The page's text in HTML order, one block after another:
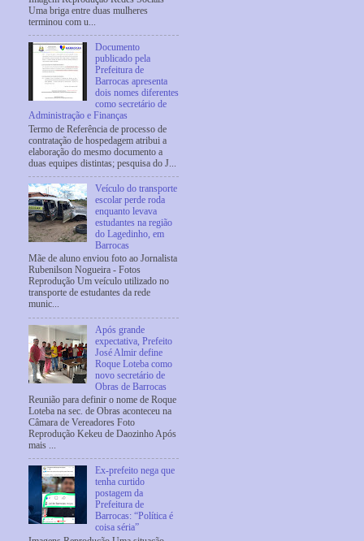
Uma briga entre duas mulheres
terminou com u...
Documento
publicado pela
Prefeitura de
Barrocas apresenta
dois nomes diferentes
como secretário de
Administração e Finanças
Termo de Referência de processo de
contratação de hospedagem atribui a
elaboração do mesmo documento a
duas equipes distintas; pesquisa do J...
Veículo do transporte
escolar perde roda
enquanto levava
estudantes na região
do Lagedinho, em
Barrocas
Mãe de aluno enviou foto ao Jornalista
Rubenilson Nogueira - Fotos
Reprodução Um veículo utilizado no
transporte de estudantes da rede
munic...
Após grande
expectativa, Prefeito
José Almir define
Roque Loteba como
novo secretário de
Obras de Barrocas
Reunião para definir o nome de Roque
Loteba na sec. de Obras aconteceu na
Câmara de Vereadores Foto
Reprodução Kekeu de Daozinho Após
mais ...
Ex-prefeito nega que
tenha curtido
postagem da
Prefeitura de
Barrocas: “Política é
coisa séria”